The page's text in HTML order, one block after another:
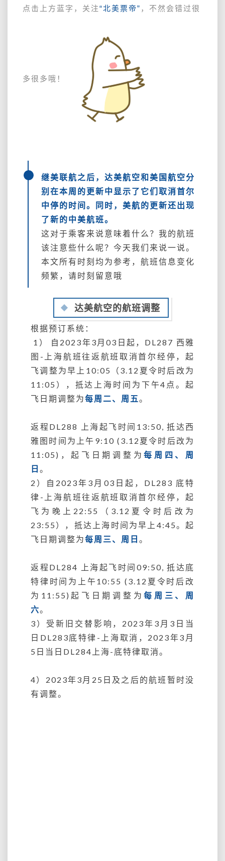
拉
航
线，
美
航
增
最
新
的
“直
表
点击上方蓝字，关注“北美票帝” ，不然会错过很
多很多哦！
继美联航之后 ，达美航空和美国航空分
别在本周的更新中显示了它们取消首尔
中停的时间。同时，美航的更新还出现
了新的中美航班。
这对于乘客来说意味着什么？我的航班
该注意些什么呢？今天我们来说一说。
本文所有时刻均为参考，航班信息变化
频繁，请时刻留意哦
达美航空的航班调整
根据预订系统：
1） 自2023年3月03日起，DL287 西雅
图-上海航班往返航班取消首尔经停，起
飞调整为早上10:05（3.12夏令时后改为
11:05），抵达上海时间为下午4点。起
飞日期调整为每周二、周五。
返程DL288 上海起飞时间13:50, 抵达西
雅图时间为上午9:10 (3.12夏令时后改为
11:05)，起飞日期调整为每周四、周
日 。
2）自2023年3月03日起，DL283 底特
律-上海航班往返航班取消首尔经停，起
飞为晚上22:55（3.12夏令时后改为
23:55），抵达上海时间为早上4:45。起
飞日期调整为每周三、周日 。
返程DL284 上海起飞时间09:50, 抵达底
特律时间为上午10:55 (3.12夏令时后改
为11:55)起飞日期调整为每周三、周
六。
3）受新旧交替影响，2023年3月3日当
日DL283底特律-上海取消，2023年3月
5日当日DL284上海-底特律取消。
4）2023年3月25日及之后的航班暂时没
有调整。